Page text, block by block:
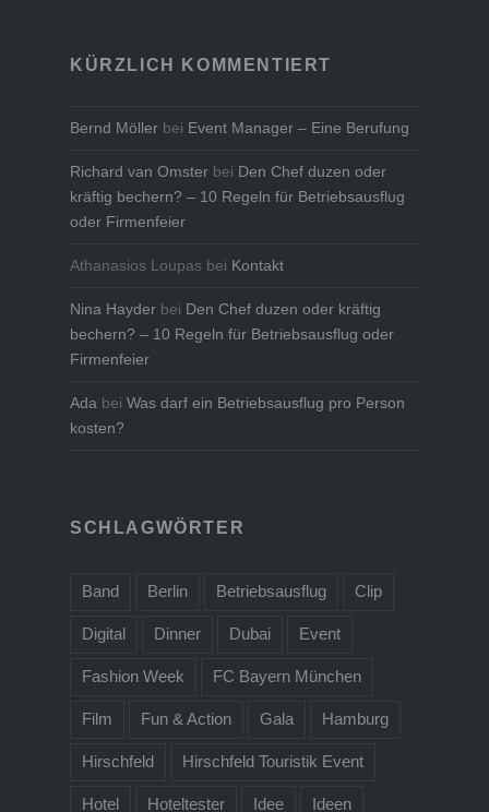
KÜRZLICH KOMMENTIERT
Bernd Möllerbei Event Manager – Eine Berufung
Richard van Omsterbei Den Chef duzen oder
kräftig bechern? – 10 Regeln für Betriebsausflug
oder Firmenfeier
Athanasios Loupasbei Kontakt
Nina Hayderbei Den Chef duzen oder kräftig
bechern? – 10 Regeln für Betriebsausflug oder
Firmenfeier
Ada bei Was darf ein Betriebsausflug pro Person
kosten?
SCHLAGWÖRTER
Band Berlin Betriebsausflug Clip
Digital Dinner Dubai Event
Fashion Week FC Bayern München
Film Fun & Action Gala Hamburg
Hirschfeld Hirschfeld Touristik Event
Hotel Hoteltester Idee Ideen